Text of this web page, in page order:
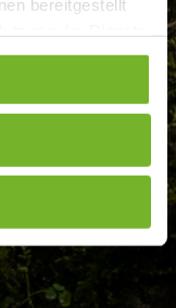
bereitgestellt
finden Sie auf